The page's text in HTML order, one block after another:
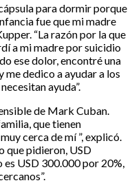
para dormir porque
fue que mi madre
“La razón por la que
a mi madre por suicidio
ese dolor, encontré una
me dedico a ayudar a los
ayuda”.
de Mark Cuban.
que tienen
cerca de mí ”, explicó.
que pidieron, USD
USD 300.000 por 20%,